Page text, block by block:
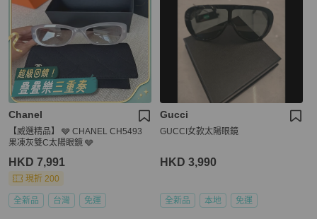
Chanel
【威選精品】 🩶 CHANEL CH5493
果凍灰雙C太陽眼鏡 🩶
HKD 7,991
現折 200
全新品 台灣 免運
Gucci
GUCCI女款太陽眼鏡
HKD 3,990
全新品 本地 免運